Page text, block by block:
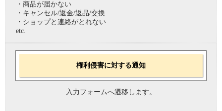
・商品が届かない
・キャンセル/返金/返品/交換
・ショップと連絡がとれない
etc.
権利侵害に対する通知
入力フォームへ遷移します。